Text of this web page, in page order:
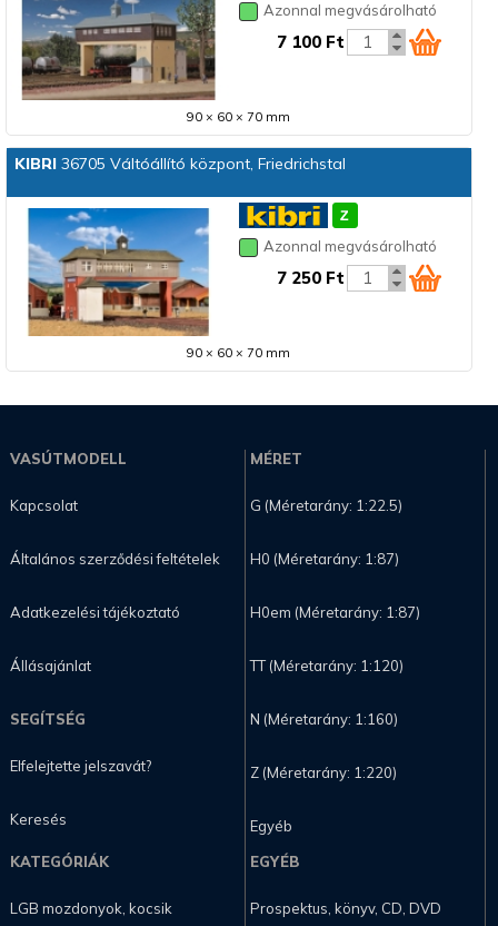
Azonnal megvásárolható
7 100 Ft
90 × 60 × 70 mm
KIBRI36705 Váltóállító központ, Friedrichstal
Azonnal megvásárolható
7 250 Ft
90 × 60 × 70 mm
VASÚTMODELL
Kapcsolat
Általános szerződési feltételek
Adatkezelési tájékoztató
Állásajánlat
SEGÍTSÉG
Elfelejtette jelszavát?
Keresés
MÉRET
G (Méretarány: 1:22.5)
H0 (Méretarány: 1:87)
H0em (Méretarány: 1:87)
TT (Méretarány: 1:120)
N (Méretarány: 1:160)
Z (Méretarány: 1:220)
Egyéb
KATEGÓRIÁK
LGB mozdonyok, kocsik
EGYÉB
Prospektus, könyv, CD, DVD